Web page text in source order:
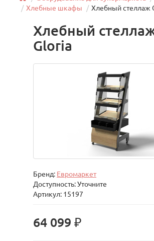
Хлебные шкафы
Хлебный стеллаж
Хлебный
Gloria
Бренд: Евромаркет
Доступность: Уточните
Артикул: 15197
64 099 ₽